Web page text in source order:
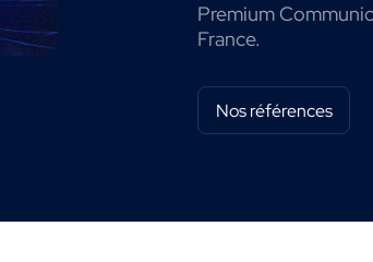
Premium
France.
Nos références